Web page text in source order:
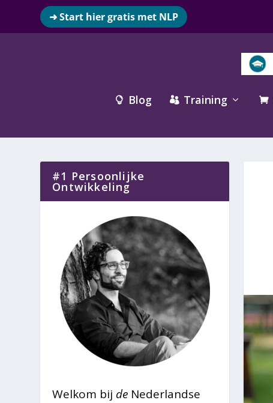
➜ Start hier gratis met NLP
 Blog  Training 
#1 Persoonlijke
Ontwikkeling
Welkom bij de Nederlandse